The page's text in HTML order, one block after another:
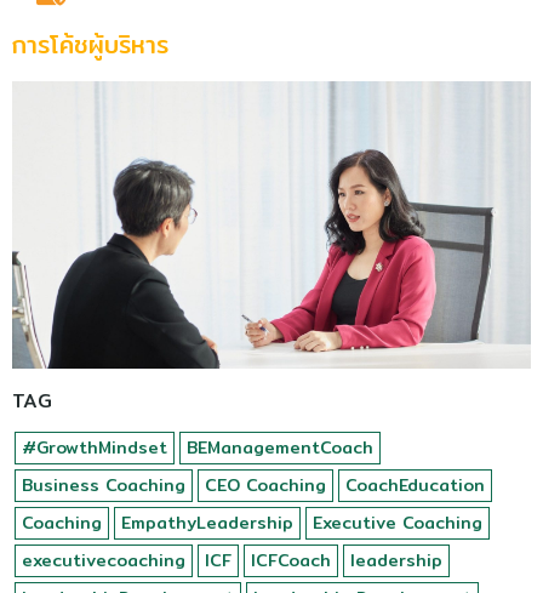
การโค้ชผู้บริหาร
TAG
#GrowthMindset
BEManagementCoach
Business Coaching
CEO Coaching
CoachEducation
Coaching
EmpathyLeadership
Executive Coaching
executivecoaching
ICF ICFCoach
leadership